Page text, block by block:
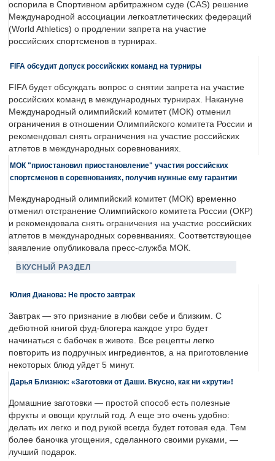
оспорила в Спортивном арбитражном суде (CAS) решение
Международной ассоциации легкоатлетических федераций
(World Athletics) о продлении запрета на участие
российских спортсменов в турнирах.
FIFA обсудит допуск российских команд на турниры
FIFA будет обсуждать вопрос о снятии запрета на участие
российских команд в международных турнирах. Накануне
Международный олимпийский комитет (МОК) отменил
ограничения в отношении Олимпийского комитета России и
рекомендовал снять ограничения на участие российских
атлетов в международных соревнованиях.
МОК "приостановил приостановление" участия российских
спортсменов в соревнованиях, получив нужные ему гарантии
Международный олимпийский комитет (МОК) временно
отменил отстранение Олимпийского комитета России (ОКР)
и рекомендовала снять ограничения на участие российских
атлетов в международных соревнваниях. Соответствующее
заявление опубликовала пресс-служба МОК.
ВКУСНЫЙ РАЗДЕЛ
Юлия Дианова: Не просто завтрак
Завтрак — это признание в любви себе и близким. С
дебютной книгой фуд-блогера каждое утро будет
начинаться с бабочек в животе. Все рецепты легко
повторить из подручных ингредиентов, а на приготовление
некоторых блюд уйдет 5 минут.
Дарья Близнюк: «Заготовки от Даши. Вкусно, как ни «крути»!
Домашние заготовки — простой способ есть полезные
фрукты и овощи круглый год. А еще это очень удобно:
делать их легко и под рукой всегда будет готовая еда. Тем
более баночка угощения, сделанного своими руками, —
лучший подарок.